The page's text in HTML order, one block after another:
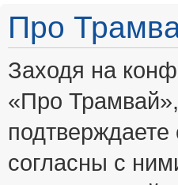
Про
Заходя на
«Про
согласны с